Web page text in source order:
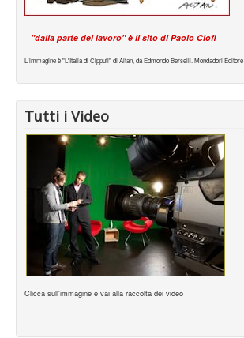
"dalla parte del lavoro" è il sito di Paolo Ciofi
L'immagine è "L'Italia di Cipputi" di Altan, da Edmondo Berselli. Mondadori Editore
Tutti i Video
Clicca sull'immagine e vai alla raccolta dei video